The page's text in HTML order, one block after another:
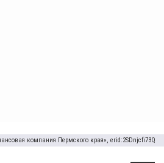
компания Пермского края», erid:2SDnjcfi73Q